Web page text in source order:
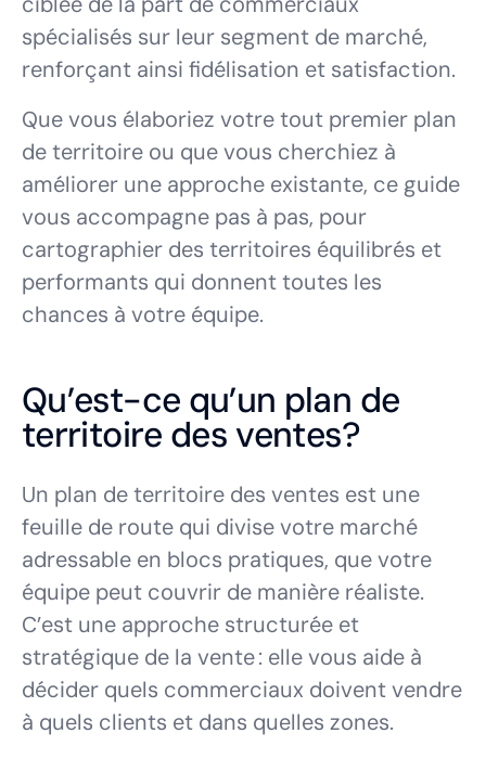
spécialisés sur leur segment de marché,
renforçant ainsi fidélisation et satisfaction.
Que vous élaboriez votre tout premier plan
de territoire ou que vous cherchiez à
améliorer une approche existante, ce guide
vous accompagne pas à pas, pour
cartographier des territoires équilibrés et
performants qui donnent toutes les
chances à votre équipe.
Qu’est-ce qu’un plan de
territoire des ventes?
Un plan de territoire des ventes est une
feuille de route qui divise votre marché
adressable en blocs pratiques, que votre
équipe peut couvrir de manière réaliste.
C’est une approche structurée et
stratégique de la vente : elle vous aide à
décider quels commerciaux doivent vendre
à quels clients et dans quelles zones.